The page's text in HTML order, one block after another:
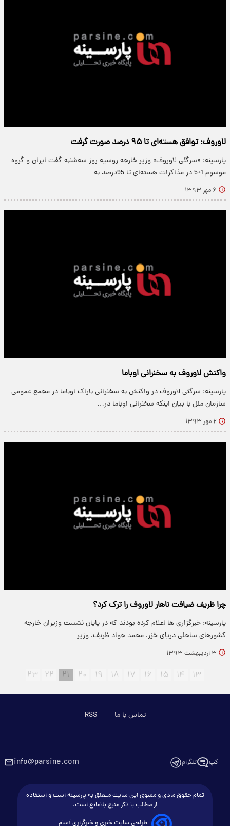
لاوروف: توافق هسته‌ای تا ۹۵ درصد صورت گرفت
پارسینه: «سرگئی لاوروف» وزیر خارجه روسیه روز سه‌شنبه گفت ایران و گروه
موسوم 1+5 در مذاکرات هسته‌ای تا 95درصد به…
۶ مهر ۱۳۹۳
واکنش لاوروف به سخنرانی اوباما
پارسینه: سرگئی لاوروف در واکنش به سخنرانی باراک اوباما در مجمع عمومی
سازمان ملل با بیان اینکه سخنرانی اوباما در…
۲ مهر ۱۳۹۳
چرا ظریف ضیافت ناهار لاوروف را ترک کرد؟
پارسینه: خبرگزاری ها اعلام کرده بودند که در پایان نشست وزیران خارجه
کشورهای ساحلی دریای خزر، محمد جواد ظریف، وزیر…
۳ اردیبهشت ۱۳۹۳
۱۳ ۱۴ ۱۵ ۱۶ ۱۷ ۱۸ ۱۹ ۲۰ ۲۱ ۲۲ ۲۳
تماس با ما RSS
گپ تلگرام info@parsine.com
تمام حقوق مادی و معنوی این سایت متعلق به پارسینه است و استفاده
از مطالب با ذکر منبع بلامانع است.
طراحی سایت خبری و خبرگزاری آسام